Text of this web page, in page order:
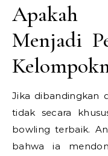
Apakah
Menjadi
Jika dibandingkan
tidak secara
bowling terbaik.
bahwa ia